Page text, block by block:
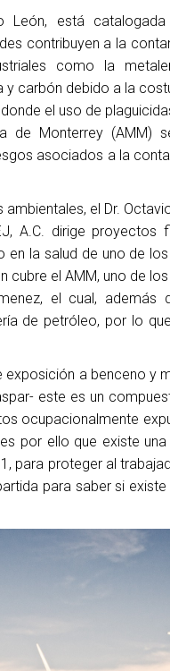
León, está
contribuyen a la
como la
carbón debido a la
el uso de
de Monterrey (AMM)
asociados a la
el Dr.
A.C. dirige proyectos
en la salud de uno de
cubre el AMM, uno de
el cual, además
de petróleo, por lo
a benceno y
este es un
ocupacionalmente
por ello que existe
para proteger al
para saber si